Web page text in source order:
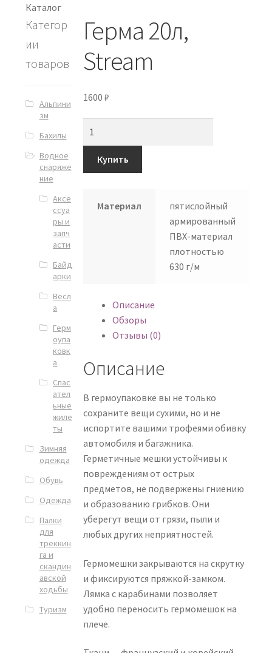
Герма 20л,
Stream
1600 ₽
Купить
Материал
пятислойный
армированный
ПВХ-материал
плотностью
630 г/м
Описание
Обзоры
Отзывы (0)
Описание
В гермоупаковке вы не только
сохраните вещи сухими, но и не
испортите вашими трофеями обивку
автомобиля и багажника.
Герметичные мешки устойчивы к
повреждениям от острых
предметов, не подвержены гниению
и образованию грибков. Они
уберегут вещи от грязи, пыли и
любых других неприятностей.
Гермомешки закрываются на скрутку
и фиксируются пряжкой-замком.
Лямка с карабинами позволяет
удобно переносить гермомешок на
плече.
Каталог
Категор
ии
товаров
Альпини
зм
Бахилы
Водное
снаряже
ние
Аксе
ссуа
ры и
запч
асти
Байд
арки
Весл
а
Герм
оупа
ковк
а
Спас
ател
ьные
жиле
ты
Зимняя
одежда
Обувь
Одежда
Палки
для
треккин
га и
скандин
авской
ходьбы
Туризм